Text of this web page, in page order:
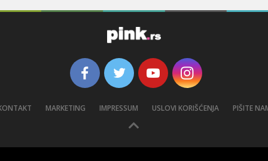
MARKETING IMPRESSUM USLOVI KORIŠĆENJA PIŠITE